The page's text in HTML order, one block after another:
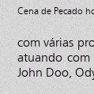
Cena de Pecado
com várias
atuando com
John Doo,